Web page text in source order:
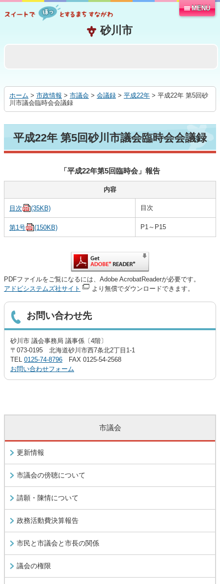
る
MENU
ホーム > 市政情報 > 市議会 > 会議録 > 平成22年 > 平成22年 第5回砂
川市議会臨時会会議録
平成22年 第5回砂川市議会臨時会会議録
「平成22年第5回臨時会」報告
内容
目次 (35KB) 目次
第1号 (150KB) P1～P15
PDFファイルをご覧になるには、Adobe AcrobatReaderが必要です。
アドビシステムズ社サイト
より無償でダウンロードできます。
お問い合わせ先
砂川市 議会事務局 議事係〔4階〕
〒073-0195 北海道砂川市西7条北2丁目1-1
TEL 0125-74-8796 FAX 0125-54-2568
お問い合わせフォーム
市議会
更新情報
市議会の傍聴について
請願・陳情について
政務活動費決算報告
市民と市議会と市長の関係
議会の権限